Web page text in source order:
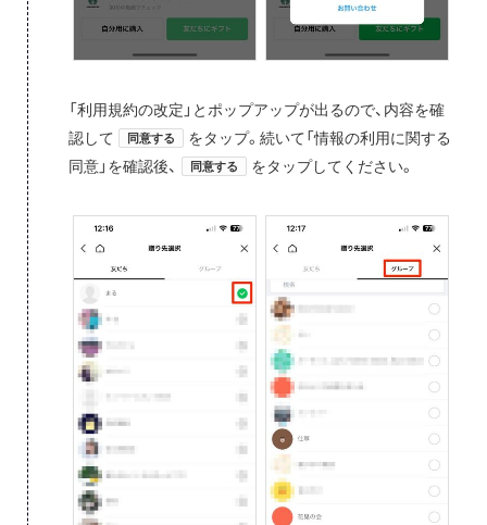
「利用規約の改定」とポップアップが出るので、内容を確
認して
同意する
をタップ。続いて「情報の利用に関する
同意」を確認後、
同意する をタップしてください。